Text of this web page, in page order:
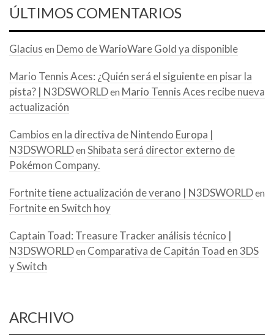
ÚLTIMOS COMENTARIOS
Glacius en Demo de WarioWare Gold ya disponible
Mario Tennis Aces: ¿Quién será el siguiente en pisar la
pista? | N3DSWORLDen Mario Tennis Aces recibe nueva
actualización
Cambios en la directiva de Nintendo Europa |
N3DSWORLDen Shibata será director externo de
Pokémon Company.
Fortnite tiene actualización de verano | N3DSWORLDen
Fortnite en Switch hoy
Captain Toad: Treasure Tracker análisis técnico |
N3DSWORLDen Comparativa de Capitán Toad en 3DS
y Switch
ARCHIVO